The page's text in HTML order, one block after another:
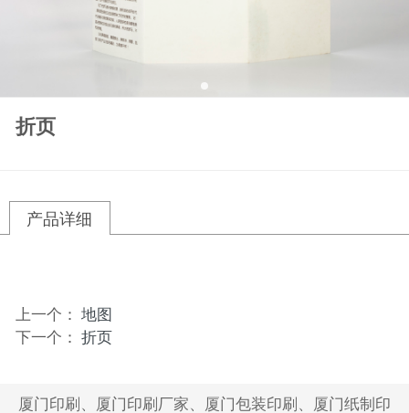
折页
产品详细
上一个： 地图
下一个： 折页
厦门印刷、厦门印刷厂家、厦门包装印刷、厦门纸制印